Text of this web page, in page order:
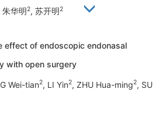
朱华明2, 苏开明2
effect of endoscopic endonasal
with open surgery
Wei-tian2, LI Yin2, ZHU Hua-ming2, SU